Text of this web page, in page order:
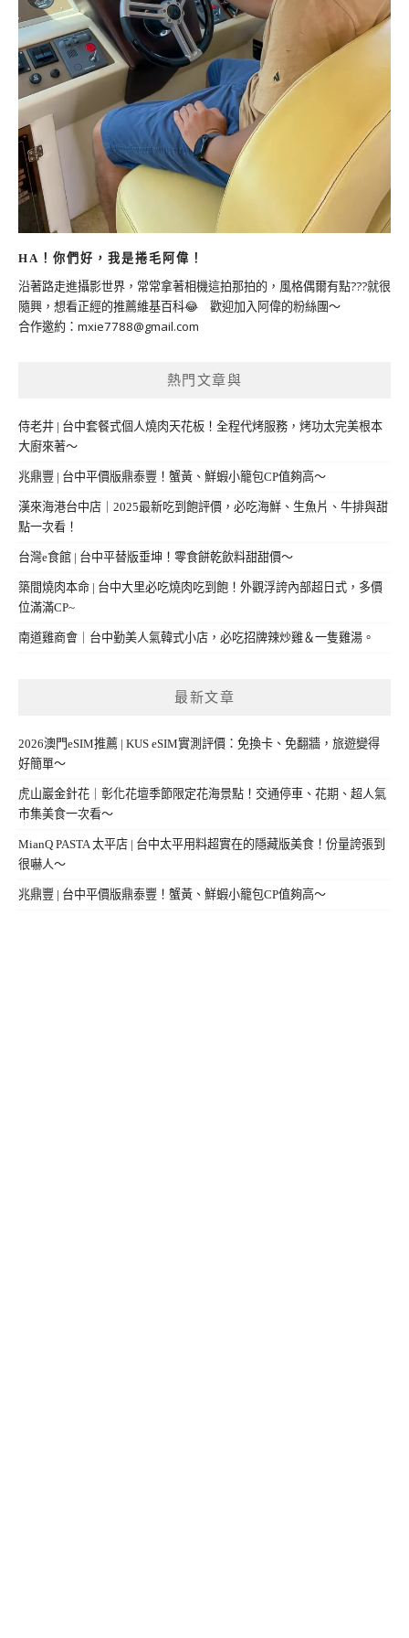
HA！你們好，我是捲毛阿偉！
沿著路走進攝影世界，常常拿著相機這拍那拍的，風格偶爾有點???就很
隨興，想看正經的推薦維基百科😂 歡迎加入阿偉的粉絲團～
合作邀約： mxie7788@gmail.com
熱門文章與
侍老井 | 台中套餐式個人燒肉天花板！全程代烤服務，烤功太完美根本
大廚來著～
兆鼎豐 | 台中平價版鼎泰豐！蟹黃、鮮蝦小籠包CP值夠高～
漢來海港台中店｜2025最新吃到飽評價，必吃海鮮、生魚片、牛排與甜
點一次看！
台灣e食館 | 台中平替版垂坤！零食餅乾飲料甜甜價～
築間燒肉本命 | 台中大里必吃燒肉吃到飽！外觀浮誇內部超日式，多價
位滿滿CP~
南道雞商會｜台中勤美人氣韓式小店，必吃招牌辣炒雞＆一隻雞湯。
最新文章
2026澳門eSIM推薦 | KUS eSIM實測評價：免換卡、免翻牆，旅遊變得
好簡單～
虎山巖金針花｜彰化花壇季節限定花海景點！交通停車、花期、超人氣
市集美食一次看～
MianQ PASTA 太平店 | 台中太平用料超實在的隱藏版美食！份量誇張到
很嚇人～
兆鼎豐 | 台中平價版鼎泰豐！蟹黃、鮮蝦小籠包CP值夠高～